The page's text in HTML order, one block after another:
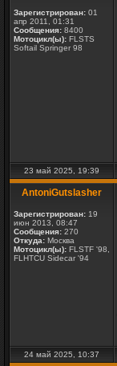
Зарегистрирован: 01
апр 2011, 01:31
Сообщения: 8400
Мотоцикл(ы): FLSTS
Softail Springer 98
23 май 2025, 19:39
AntoniGutslasher
Зарегистрирован: 19
июн 2013, 08:47
Сообщения: 270
Откуда: Москва
Мотоцикл(ы): FLSTF '98,
FLHTCU Sidecar '94
24 май 2025, 10:37